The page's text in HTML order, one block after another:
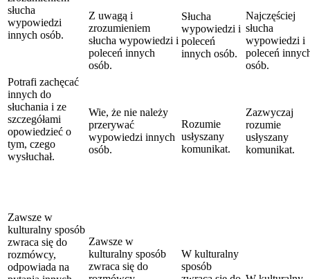
słucha
wypowiedzi
innych osób.
Potrafi zachęcać
innych do
słuchania i ze
szczegółami
opowiedzieć o
tym, czego
wysłuchał.
Z uwagą i
zrozumieniem
słucha wypowiedzi i
poleceń innych
osób.
Wie, że nie należy
przerywać
wypowiedzi innych
osób.
Słucha
wypowiedzi i
poleceń
innych osób.
Rozumie
usłyszany
komunikat.
Najczęściej
słucha
wypowiedzi i
poleceń
osób.
Zazwyczaj
rozumie
usłyszany
komunikat.
Zawsze w
kulturalny sposób
zwraca się do
rozmówcy,
odpowiada na
Zawsze w
kulturalny sposób
zwraca się do
W kulturalny
sposób